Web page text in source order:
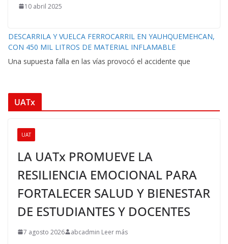
10 abril 2025
DESCARRILA Y VUELCA FERROCARRIL EN YAUHQUEMEHCAN,
CON 450 MIL LITROS DE MATERIAL INFLAMABLE
Una supuesta falla en las vías provocó el accidente que
UATx
UAT
LA UATx PROMUEVE LA
RESILIENCIA EMOCIONAL PARA
FORTALECER SALUD Y BIENESTAR
DE ESTUDIANTES Y DOCENTES
7 agosto 2026 abcadmin Leer más